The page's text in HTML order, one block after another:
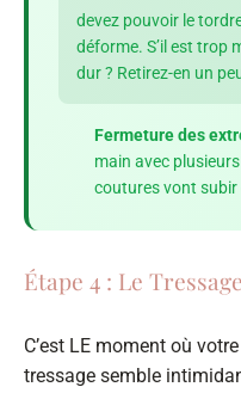
devez pouvoir le
déforme. S’il est trop
dur ? Retirez-en un
Fermeture des
main avec
coutures vont
Étape 4 : Le
C’est LE moment où
tressage semble